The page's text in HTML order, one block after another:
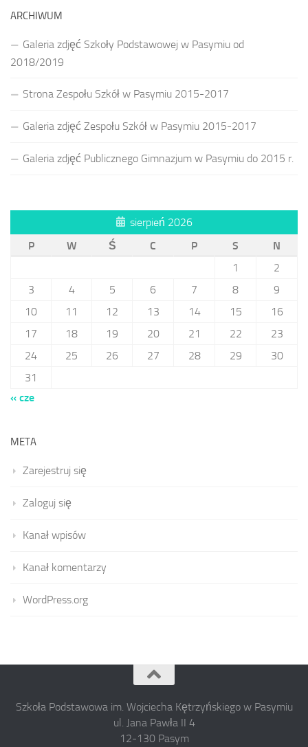
ARCHIWUM
Galeria zdjęć Szkoły Podstawowej w Pasymiu od
2018/2019
Strona Zespołu Szkół w Pasymiu 2015-2017
Galeria zdjęć Zespołu Szkół w Pasymiu 2015-2017
Galeria zdjęć Publicznego Gimnazjum w Pasymiu do 2015 r.
sierpień 2026
P
W Ś C P S
N
1
2
3
4 5 6 7 8
9
10
11 12 13 14 15
16
17
18 19 20 21 22
23
24
25 26 27 28 29
30
31
« cze
META
Zarejestruj się
Zaloguj się
Kanał wpisów
Kanał komentarzy
WordPress.org
Szkoła Podstawowa im. Wojciecha Kętrzyńskiego w Pasymiu
ul. Jana Pawła II 4
12-130 Pasym